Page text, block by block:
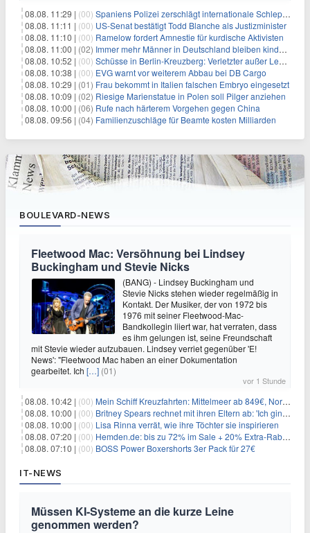
08.08. 11:29 | (00) Spaniens Polizei zerschlägt internationale Schlepperbande
08.08. 11:11 | (00) US-Senat bestätigt Todd Blanche als Justizminister
08.08. 11:10 | (00) Ramelow fordert Amnestie für kurdische Aktivisten
08.08. 11:00 | (02) Immer mehr Männer in Deutschland bleiben kinderlos
08.08. 10:52 | (00) Schüsse in Berlin-Kreuzberg: Verletzter außer Lebensgefahr
08.08. 10:38 | (00) EVG warnt vor weiterem Abbau bei DB Cargo
08.08. 10:29 | (01) Frau bekommt in Italien falschen Embryo eingesetzt
08.08. 10:09 | (02) Riesige Marienstatue in Polen soll Pilger anziehen
08.08. 10:00 | (06) Rufe nach härterem Vorgehen gegen China
08.08. 09:56 | (04) Familienzuschläge für Beamte kosten Milliarden
BOULEVARD-NEWS
Fleetwood Mac: Versöhnung bei Lindsey
Buckingham und Stevie Nicks
(BANG) - Lindsey Buckingham und
Stevie Nicks stehen wieder regelmäßig in
Kontakt. Der Musiker, der von 1972 bis
1976 mit seiner Fleetwood-Mac-
Bandkollegin liiert war, hat verraten, dass
es ihm gelungen ist, seine Freundschaft
mit Stevie wieder aufzubauen. Lindsey verriet gegenüber 'E!
News': "Fleetwood Mac haben an einer Dokumentation
gearbeitet. Ich […] (01)
vor 1 Stunde
08.08. 10:42 | (00) Mein Schiff Kreuzfahrten: Mittelmeer ab 849€, Norwegen ab 999€ p.P.
08.08. 10:00 | (00) Britney Spears rechnet mit ihren Eltern ab: 'Ich ging zwei Monate lang auf die Knie und weinte'
08.08. 10:00 | (00) Lisa Rinna verrät, wie ihre Töchter sie inspirieren
08.08. 07:20 | (00) Hemden.de: bis zu 72% im Sale + 20% Extra-Rabatt dank Gutschein
08.08. 07:10 | (00) BOSS Power Boxershorts 3er Pack für 27€
IT-NEWS
Müssen KI-Systeme an die kurze Leine
genommen werden?